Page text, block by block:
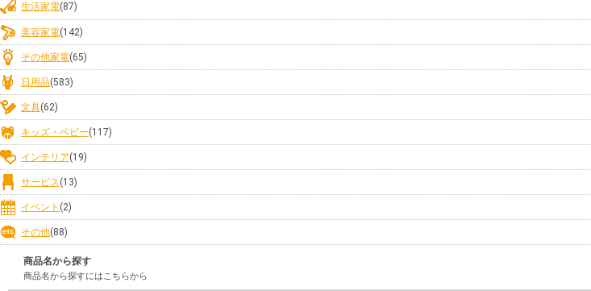
生活家電(87)
美容家電(142)
その他家電(65)
日用品(583)
文具(62)
キッズ・ベビー(117)
インテリア(19)
サービス(13)
イベント (2)
その他(88)
商品名から探す
商品名から探すにはこちらから